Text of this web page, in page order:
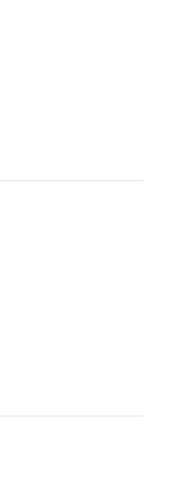
цвета 30 см -